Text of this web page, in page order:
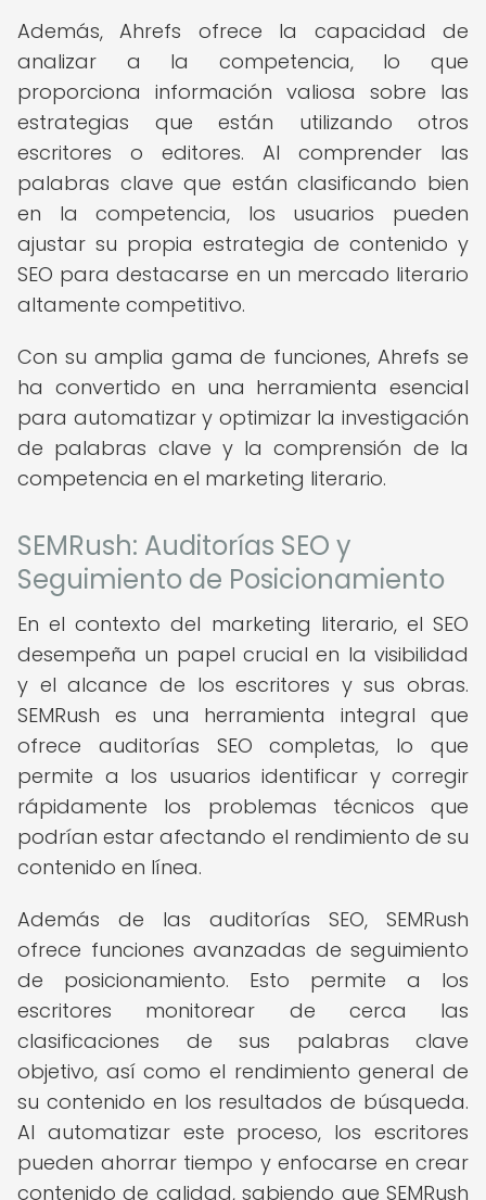
Además, Ahrefs ofrece la capacidad de
analizar a la competencia, lo que
proporciona información valiosa sobre las
estrategias que están utilizando otros
escritores o editores. Al comprender las
palabras clave que están clasificando bien
en la competencia, los usuarios pueden
ajustar su propia estrategia de contenido y
SEO para destacarse en un mercado literario
altamente competitivo.
Con su amplia gama de funciones, Ahrefs se
ha convertido en una herramienta esencial
para automatizar y optimizar la investigación
de palabras clave y la comprensión de la
competencia en el marketing literario.
SEMRush: Auditorías SEO y
Seguimiento de Posicionamiento
En el contexto del marketing literario, el SEO
desempeña un papel crucial en la visibilidad
y el alcance de los escritores y sus obras.
SEMRush es una herramienta integral que
ofrece auditorías SEO completas, lo que
permite a los usuarios identificar y corregir
rápidamente los problemas técnicos que
podrían estar afectando el rendimiento de su
contenido en línea.
Además de las auditorías SEO, SEMRush
ofrece funciones avanzadas de seguimiento
de posicionamiento. Esto permite a los
escritores monitorear de cerca las
clasificaciones de sus palabras clave
objetivo, así como el rendimiento general de
su contenido en los resultados de búsqueda.
Al automatizar este proceso, los escritores
pueden ahorrar tiempo y enfocarse en crear
contenido de calidad, sabiendo que SEMRush